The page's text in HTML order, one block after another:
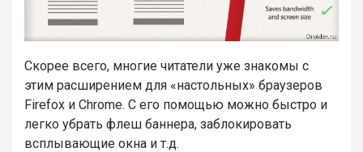
Скорее всего, многие читатели уже знакомы с
этим расширением для «настольных» браузеров
Firefox и Chrome. С его помощью можно быстро и
легко убрать флеш баннера, заблокировать
всплывающие окна и т.д.